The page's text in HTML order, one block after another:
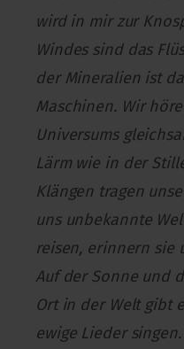
wird in mir zur
Windes sind das
der Mineralien ist
Maschinen. Wir
Universums
Lärm wie in der
Klängen tragen
uns unbekannte
reisen, erinnern sie
Auf der Sonne und
Ort in der Welt gibt
ewige Lieder